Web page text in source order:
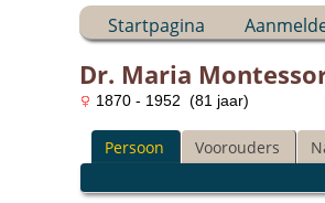
Startpagina
Dr. Maria
1870 - 1952 (81 jaar)
Persoon Voorouders